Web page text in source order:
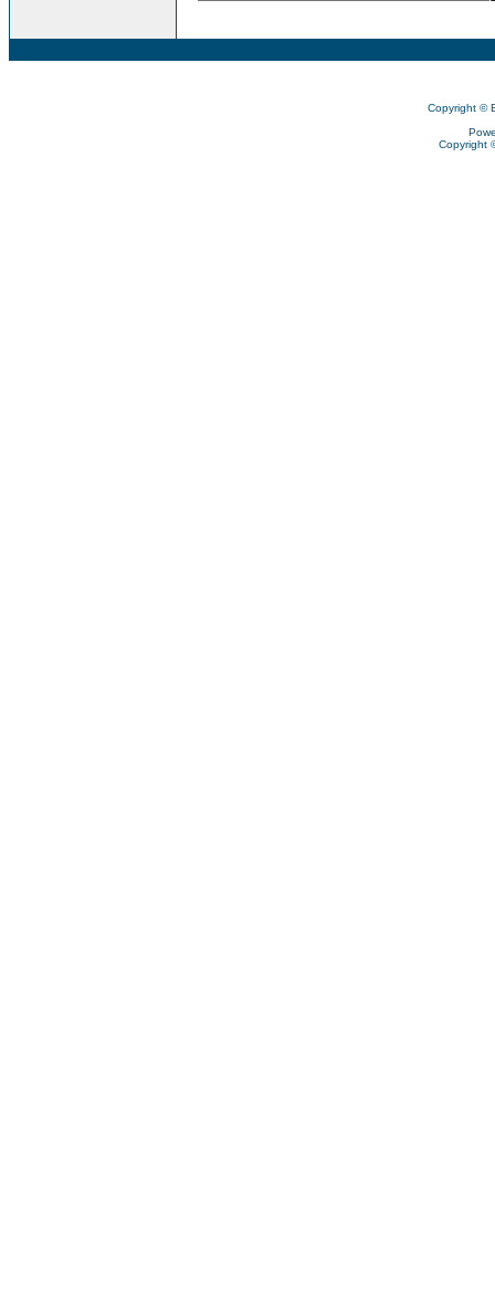
Copyright ©
Copyright